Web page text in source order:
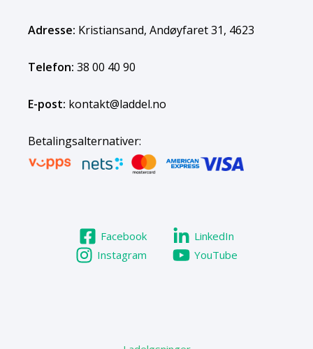
Adresse: Kristiansand, Andøyfaret 31, 4623
Telefon: 38 00 40 90
E-post: kontakt@laddel.no
Betalingsalternativer:
Facebook
LinkedIn
Instagram
YouTube